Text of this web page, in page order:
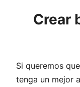
Crear
Si queremos
tenga un mejor